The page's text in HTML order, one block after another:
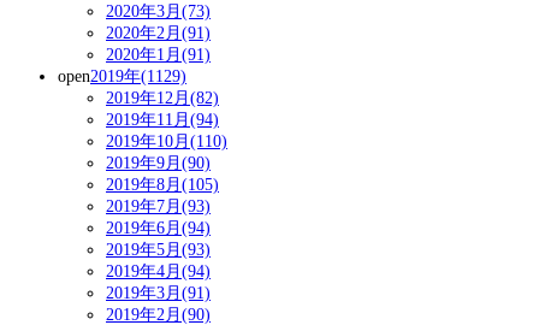
2020年3月(73)
2020年2月(91)
2020年1月(91)
open2019年(1129)
2019年12月(82)
2019年11月(94)
2019年10月(110)
2019年9月(90)
2019年8月(105)
2019年7月(93)
2019年6月(94)
2019年5月(93)
2019年4月(94)
2019年3月(91)
2019年2月(90)